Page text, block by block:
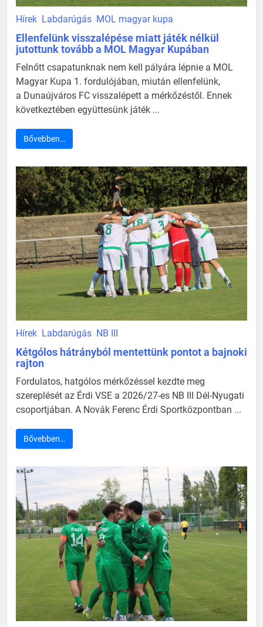
Hírek Labdarúgás MOL magyar kupa
Ellenfelünk visszalépése miatt játék nélkül
jutottunk tovább a MOL Magyar Kupában
Felnőtt csapatunknak nem kell pályára lépnie a MOL
Magyar Kupa 1. fordulójában, miután ellenfelünk,
a Dunaújváros FC visszalépett a mérkőzéstől. Ennek
következtében együttesünk játék ...
Bővebben…
Hírek Labdarúgás NB III
Kétgólos hátrányból mentettünk pontot a bajnoki
rajton
Fordulatos, hatgólos mérkőzéssel kezdte meg
szereplését az Érdi VSE a 2026/27-es NB III Dél-Nyugati
csoportjában. A Novák Ferenc Érdi Sportközpontban ...
Bővebben…